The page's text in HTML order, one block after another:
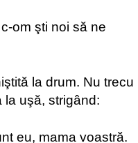
om şti noi să ne
la drum. Nu trecu
la uşă, strigând:
eu, mama voastră.